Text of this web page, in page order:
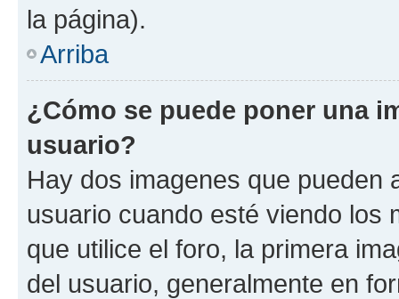
la página).
Arriba
¿Cómo se puede poner una
usuario?
Hay dos imagenes que pueden
usuario cuando esté viendo los
que utilice el foro, la primera
del usuario, generalmente en